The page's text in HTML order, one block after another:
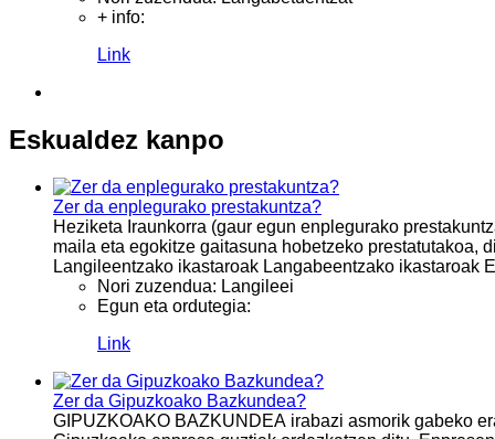
+ info:
Link
Eskualdez kanpo
Zer da enplegurako prestakuntza?
Heziketa Iraunkorra (gaur egun enplegurako
maila eta egokitze gaitasuna hobetzeko prestatutakoa,
Langileentzako ikastaroak Langabeentzako ikastaroak
Nori zuzendua: Langileei
Egun eta ordutegia:
Link
Zer da Gipuzkoako Bazkundea?
GIPUZKOAKO BAZKUNDEA irabazi asmorik gabeko